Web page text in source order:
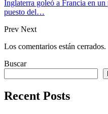
Inglaterra goleó a Francia en
puesto del…
Prev Next
Los comentarios están cerrados.
Buscar
Recent Posts